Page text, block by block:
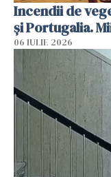
Incendii de
și Portugalia.
06 IULIE 2026